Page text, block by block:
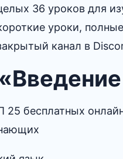
36 уроков для
уроки,
канал в